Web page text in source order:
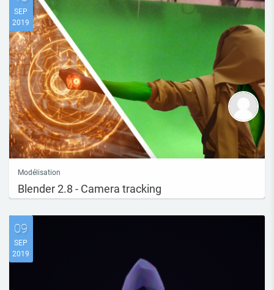
SEP
2019
Modélisation
Blender 2.8 - Camera tracking
09
SEP
2019